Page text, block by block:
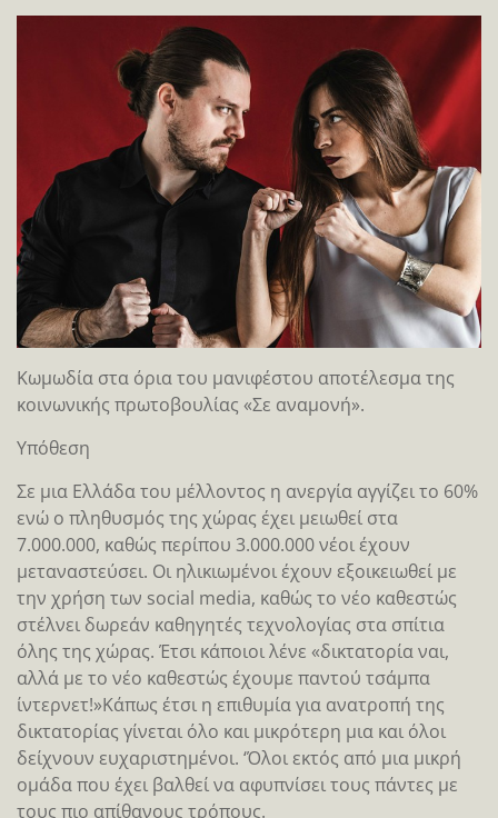
Κωμωδία στα όρια του μανιφέστου αποτέλεσμα της
κοινωνικής πρωτοβουλίας «Σε αναμονή».
Υπόθεση
Σε μια Ελλάδα του μέλλοντος η ανεργία αγγίζει το 60%
ενώ ο πληθυσμός της χώρας έχει μειωθεί στα
7.000.000, καθώς περίπου 3.000.000 νέοι έχουν
μεταναστεύσει. Οι ηλικιωμένοι έχουν εξοικειωθεί με
την χρήση των social media, καθώς το νέο καθεστώς
στέλνει δωρεάν καθηγητές τεχνολογίας στα σπίτια
όλης της χώρας. Έτσι κάποιοι λένε «δικτατορία ναι,
αλλά με το νέο καθεστώς έχουμε παντού τσάμπα
ίντερνετ!»Κάπως έτσι η επιθυμία για ανατροπή της
δικτατορίας γίνεται όλο και μικρότερη μια και όλοι
δείχνουν ευχαριστημένοι. ‘Όλοι εκτός από μια μικρή
ομάδα που έχει βαλθεί να αφυπνίσει τους πάντες με
τους πιο απίθανους τρόπους.